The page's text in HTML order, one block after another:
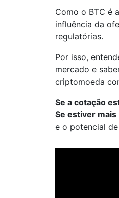
Como o BTC é
influência da
regulatórias.
Por isso,
mercado e
criptomoeda
Se a cotação
Se estiver mais
e o potencial